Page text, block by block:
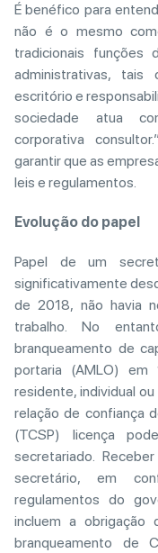
É benéfico para
não é o mesmo
tradicionais funções
administrativas, tais
escritório e
sociedade atua
corporativa
garantir que as
leis e regulamentos.
Evolução do papel
Papel de um
significativamente
de 2018, não havia
trabalho. No
branqueamento de
portaria (AMLO)
residente, individual
relação de confiança
(TCSP) licença
secretariado.
secretário, em
regulamentos do
incluem a
branqueamento de